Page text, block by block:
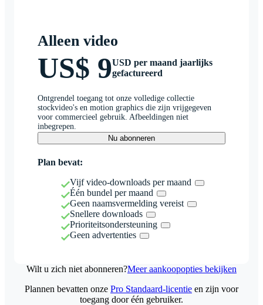
Alleen video
US$ 9USD per maand jaarlijks
gefactureerd
Ontgrendel toegang tot onze volledige collectie
stockvideo's en motion graphics die zijn vrijgegeven
voor commercieel gebruik. Afbeeldingen niet
inbegrepen.
Nu abonneren
Plan bevat:
Vijf video-downloads per maand
Één bundel per maand
Geen naamsvermelding vereist
Snellere downloads
Prioriteitsondersteuning
Geen advertenties
Wilt u zich niet abonneren?Meer aankoopopties bekijken
Plannen bevatten onze Pro Standaard-licentie en zijn voor
toegang door één gebruiker.